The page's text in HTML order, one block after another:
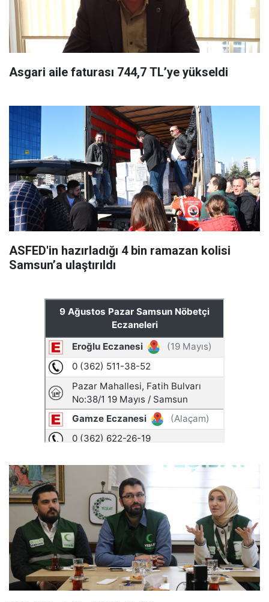
Asgari aile faturası 744,7 TL’ye yükseldi
ASFED'in hazırladığı 4 bin ramazan kolisi
Samsun’a ulaştırıldı